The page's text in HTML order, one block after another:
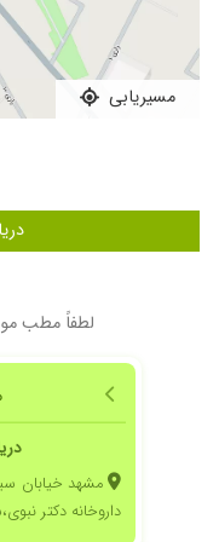
خیلی دکتر
کارش حرف
بسیار کار
کیست مویی
عدم رضایت
گرفتگی رگ
دکتر خوش
از طرف
عالی بودن
مسیریابی
لطفاً مطب
مشهد خیابان
داروخانه دکتر